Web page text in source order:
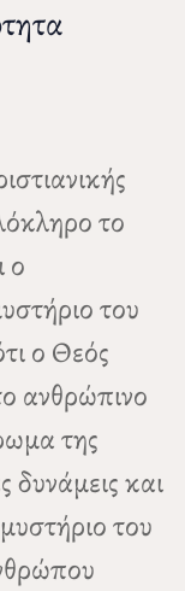
το
ο
του
ο Θεός
ανθρώπινο
της
δυνάμεις και
του